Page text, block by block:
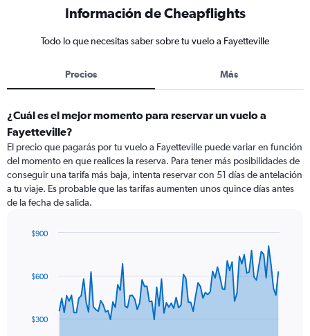
Información de Cheapflights
Todo lo que necesitas saber sobre tu vuelo a Fayetteville
Precios Más
¿Cuál es el mejor momento para reservar un vuelo a
Fayetteville?
El precio que pagarás por tu vuelo a Fayetteville puede variar en función
del momento en que realices la reserva. Para tener más posibilidades de
conseguir una tarifa más baja, intenta reservar con 51 días de antelación
a tu viaje. Es probable que las tarifas aumenten unos quince días antes
de la fecha de salida.
data
The
$300
$600
$900